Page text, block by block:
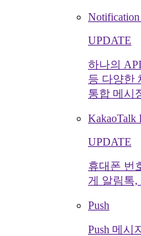
UPDATE
하나의
등 다양한
통합 메시
KakaoTalk
UPDATE
휴대폰 번
게 알림톡
Push
Push 메시